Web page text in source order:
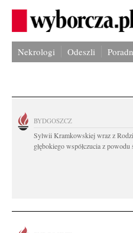
Nekrologi Odeszli
BYDGOSZCZ
Sylwii Kramkowskiej wraz z
głębokiego współczucia z